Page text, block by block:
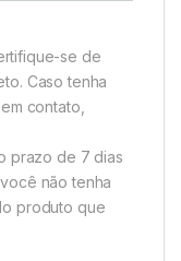
se de
Caso tenha
contato,
prazo de 7 dias
não tenha
produto que